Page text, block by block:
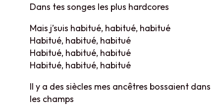
Dans tes songes les plus hardcores
Mais j’suis habitué, habitué, habitué
Habitué, habitué, habitué
Habitué, habitué, habitué
Habitué, habitué, habitué
Il y a des siècles mes ancêtres bossaient dans
les champs